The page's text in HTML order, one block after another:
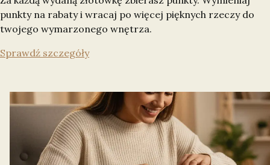
punkty na rabaty i wracaj po więcej pięknych rzeczy do
twojego wymarzonego wnętrza.
Sprawdź szczegóły